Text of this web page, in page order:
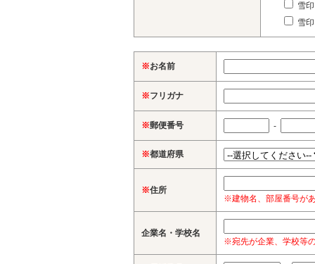
雪
雪
※お名前
※フリガナ
※郵便番号 -
※都道府県
※住所
※建物名、部屋番号が
企業名・学校名
※宛先が企業、学校等